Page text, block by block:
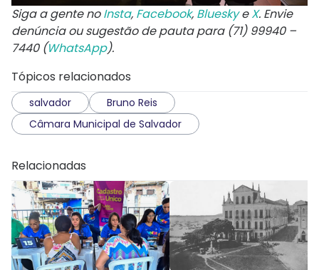
Siga a gente noInsta, Facebook, BlueskyeX. Envie
denúncia ou sugestão de pauta para (71) 99940 –
7440 (WhatsApp).
Tópicos relacionados
salvador
Bruno Reis
Câmara Municipal de Salvador
Relacionadas